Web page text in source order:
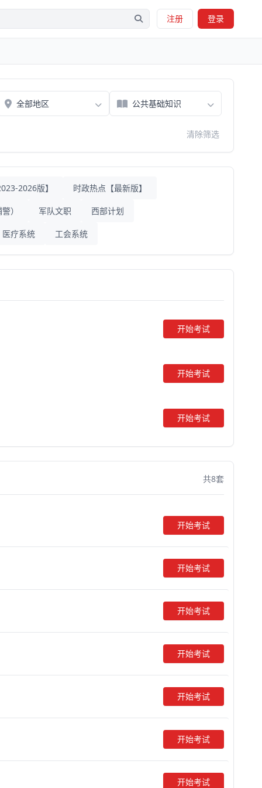
注册 登录
清除筛选
2026版】 时政热点【最新版】
） 军队文职 西部计划
医疗系统 工会系统
开始考试
开始考试
开始考试
共8套
开始考试
开始考试
开始考试
开始考试
开始考试
开始考试
开始考试